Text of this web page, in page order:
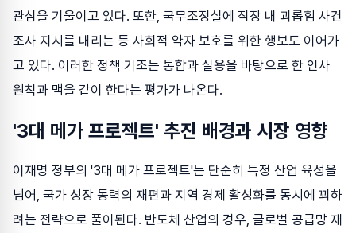
관심을 기울이고 있다. 또한, 국무조정실에 직장 내 괴롭힘 사건
조사 지시를 내리는 등 사회적 약자 보호를 위한 행보도 이어가
고 있다. 이러한 정책 기조는 통합과 실용을 바탕으로 한 인사
원칙과 맥을 같이 한다는 평가가 나온다.
'3대 메가 프로젝트' 추진 배경과 시장 영향
이재명 정부의 '3대 메가 프로젝트'는 단순히 특정 산업 육성을
넘어, 국가 성장 동력의 재편과 지역 경제 활성화를 동시에 꾀하
려는 전략으로 풀이된다. 반도체 산업의 경우, 글로벌 공급망 재